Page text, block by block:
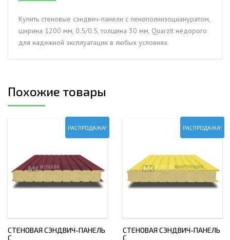
0.5/0.5,
толщина
мм,
Купить стеновые сэндвич-панели с пенополиизоциануратом,
ширина 1200 мм, 0.5/0.5, толщина 30 мм, Quarzit недорого
для надежной эксплуатации в любых условиях.
Похожие товары
РАСПРОДАЖА!
СТЕНОВАЯ СЭНДВИЧ-ПАНЕЛЬ
С
РАСПРОДАЖА!
СТЕНОВАЯ СЭНДВИЧ-ПАНЕЛЬ
С